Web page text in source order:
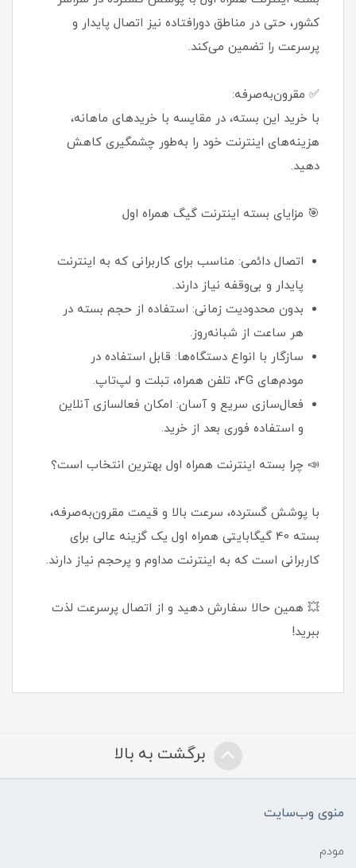
کشور، حتی در مناطق دورافتاده نیز اتصال پایدار و
پرسرعت را تضمین می‌کند.
✅ مقرون‌به‌صرفه:
با خرید این بسته، در مقایسه با خریدهای ماهانه،
هزینه‌های اینترنت خود را به‌طور چشمگیری کاهش
دهید.
🎯 مزایای بسته اینترنت گیگ همراه اول
اتصال دائمی: مناسب برای کاربرانی که به اینترنت
پایدار و بی‌وقفه نیاز دارند.
بدون محدودیت زمانی: استفاده از حجم بسته در
هر ساعت از شبانه‌روز.
سازگار با انواع دستگاه‌ها: قابل استفاده در
مودم‌های 4G، تلفن همراه، تبلت و لپ‌تاپ.
فعال‌سازی سریع و آسان: امکان فعالسازی آنلاین
و استفاده فوری بعد از خرید.
📣 چرا بسته اینترنت همراه اول بهترین انتخاب است؟
با پوشش گسترده، سرعت بالا و قیمت مقرون‌به‌صرفه،
بسته 40 گیگابایتی همراه اول یک گزینه عالی برای
کاربرانی است که به اینترنت مداوم و پرحجم نیاز دارند.
💥 همین حالا سفارش دهید و از اتصال پرسرعت لذت
ببرید!
برگشت به بالا
منوی وب‌سایت
مودم